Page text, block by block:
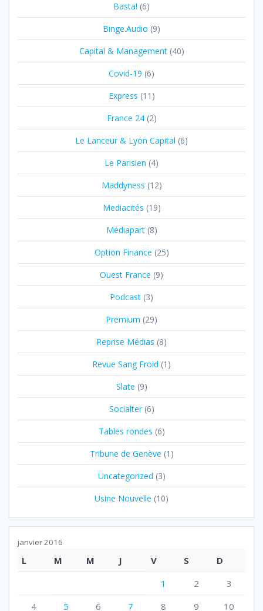
Basta! (6)
Binge.Audio (9)
Capital & Management(40)
Covid-19 (6)
Express (11)
France 24(2)
Le Lanceur & Lyon Capital (6)
Le Parisien (4)
Maddyness (12)
Mediacités (19)
Médiapart(8)
Option Finance (25)
Ouest France (9)
Podcast (3)
Premium (29)
Reprise Médias (8)
Revue Sang Froid (1)
Slate (9)
Socialter(6)
Tables rondes (6)
Tribune de Genève (1)
Uncategorized (3)
Usine Nouvelle (10)
janvier 2016
L M M J V S
D
1
2
3
4
5 6 7 8 9 10